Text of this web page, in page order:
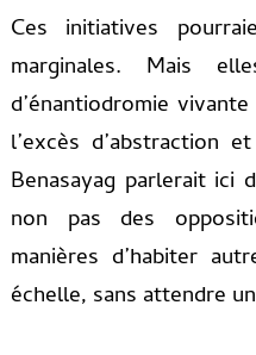
Ces initiatives
marginales. Mais
d’énantiodromie
l’excès d’abstraction
Benasayag parlerait ici
non pas des
manières d’habiter
échelle, sans attendre